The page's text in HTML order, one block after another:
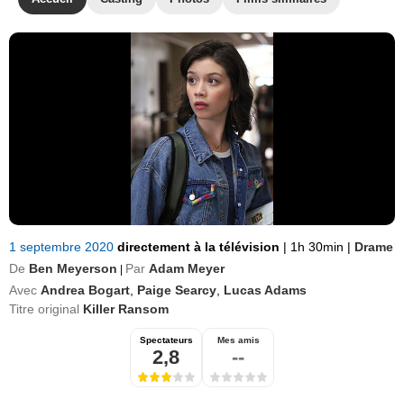
1 septembre 2020 directement à la télévision | 1h 30min | Drame
De Ben Meyerson Par Adam Meyer
Avec Andrea Bogart Paige Searcy Lucas Adams
Titre original Killer Ransom
Spectateurs
2,8
Mes amis
--